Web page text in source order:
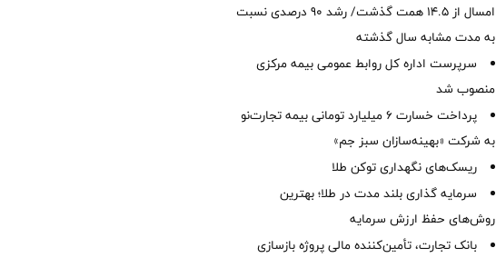
امسال از 14.5 همت گذشت/ رشد 90 درصدی نسبت
به مدت مشابه سال گذشته
سرپرست اداره كل روابط عمومی بیمه مركزی
منصوب شد
پرداخت خسارت ۶ میلیارد تومانی بیمه تجارت‌نو
به شرکت «بهینه‌سازان سبز جم»
ریسک‌های نگهداری توکن طلا
سرمایه گذاری بلند مدت در طلا؛ بهترین
روش‌های حفظ ارزش سرمایه
بانک تجارت، تأمین‌کننده مالی پروژه بازسازی